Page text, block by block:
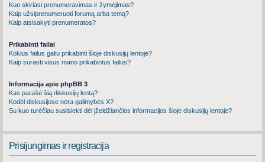
Kuo skiriasi prenumeravimas ir žymėjimas?
Kaip užsiprenumeruoti forumą arba temą?
Kaip atsisakyti prenumeratos?
Prikabinti failai
Kokius failus galiu prikabinti šioje diskusijų lentoje?
Kaip surasti visus mano prikabintus failus?
Informacija apie phpBB 3
Kas parašė šią diskusijų lentą?
Kodėl diskusijose nėra galimybės X?
Su kuo turėčiau susisiekti dėl įžeidžiančios informacijos šioje diskusijų lentoje?
Prisijungimas ir registracija